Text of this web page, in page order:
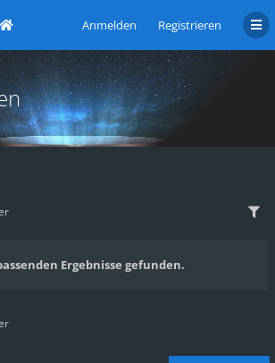
Anmelden Registrieren
Ergebnisse gefunden.